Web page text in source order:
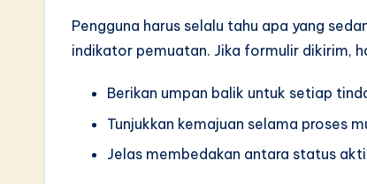
Pengguna harus selalu tahu apa yang
indikator pemuatan. Jika formulir dikirim,
Berikan umpan balik untuk setiap
Tunjukkan kemajuan selama proses
Jelas membedakan antara status